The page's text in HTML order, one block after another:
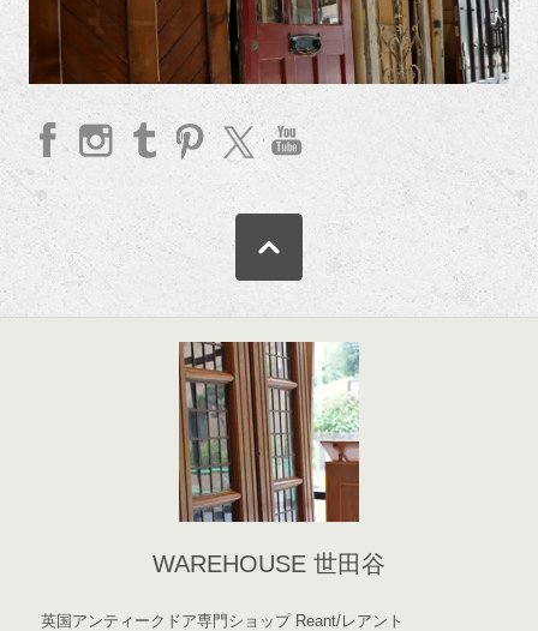
ook
WAREHOUSE 世田谷
英国アンティークドア専門ショップ Reant/レアント